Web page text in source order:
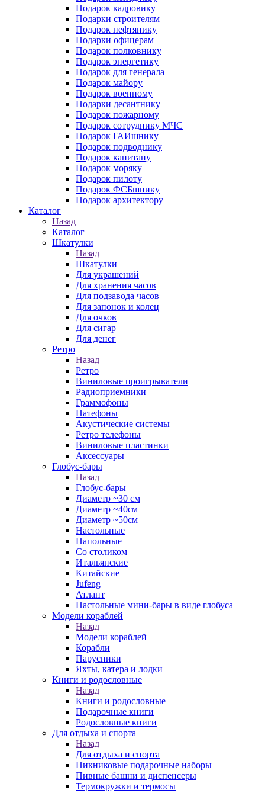
Подарок кадровику
Подарки строителям
Подарок нефтянику
Подарки офицерам
Подарок полковнику
Подарок энергетику
Подарок для генерала
Подарок майору
Подарок военному
Подарки десантнику
Подарок пожарному
Подарок сотруднику МЧС
Подарок ГАИшнику
Подарок подводнику
Подарок капитану
Подарок моряку
Подарок пилоту
Подарок ФСБшнику
Подарок архитектору
Каталог
Назад
Каталог
Шкатулки
Назад
Шкатулки
Для украшений
Для хранения часов
Для подзавода часов
Для запонок и колец
Для очков
Для сигар
Для денег
Ретро
Назад
Ретро
Виниловые проигрыватели
Радиоприемники
Граммофоны
Патефоны
Акустические системы
Ретро телефоны
Виниловые пластинки
Аксессуары
Глобус-бары
Назад
Глобус-бары
Диаметр ~30 см
Диаметр ~40см
Диаметр ~50см
Настольные
Напольные
Со столиком
Итальянские
Китайские
Jufeng
Атлант
Настольные мини-бары в виде глобуса
Модели кораблей
Назад
Модели кораблей
Корабли
Парусники
Яхты, катера и лодки
Книги и родословные
Назад
Книги и родословные
Подарочные книги
Родословные книги
Для отдыха и спорта
Назад
Для отдыха и спорта
Пикниковые подарочные наборы
Пивные башни и диспенсеры
Термокружки и термосы